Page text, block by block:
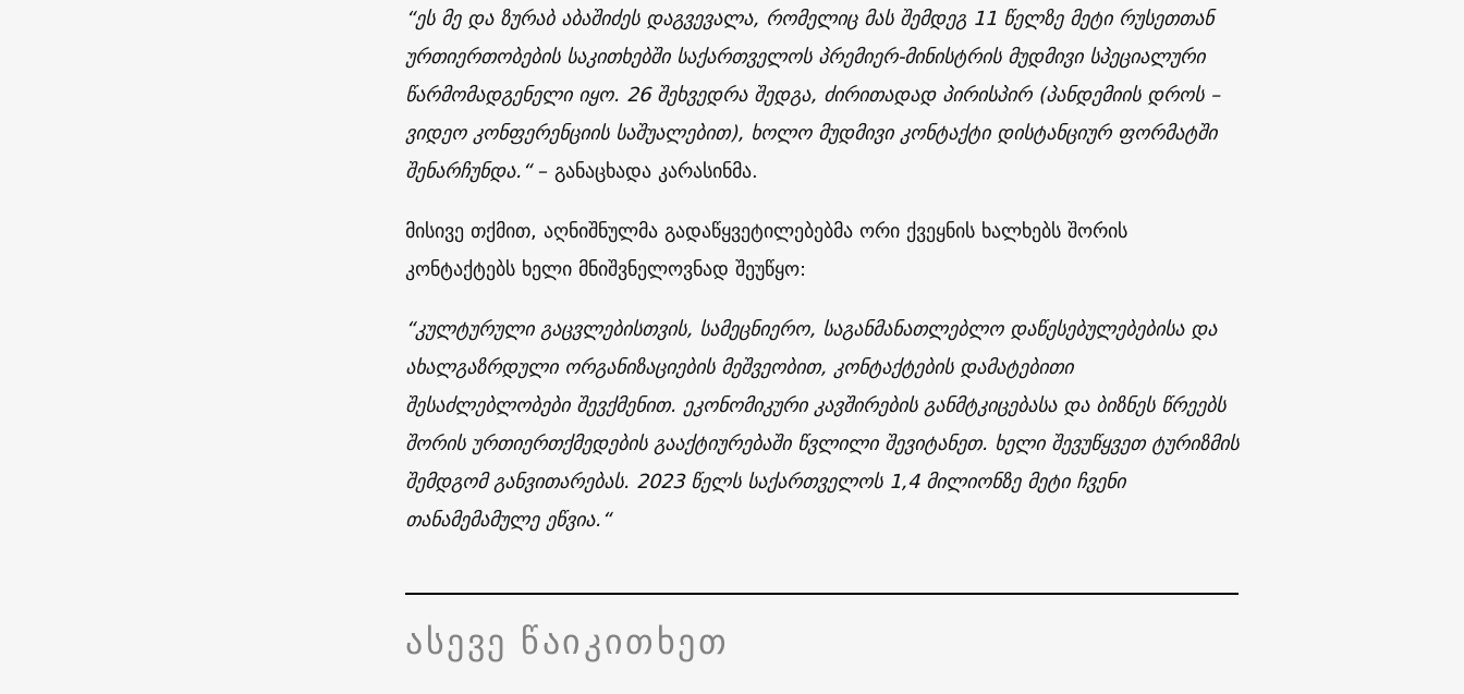
“ეს მე და ზურაბ აბაშიძეს დაგვევალა, რომელიც მას შემდეგ 11 წელზე მეტი რუსეთთან
ურთიერთობების საკითხებში საქართველოს პრემიერ-მინისტრის მუდმივი სპეციალური
წარმომადგენელი იყო. 26 შეხვედრა შედგა, ძირითადად პირისპირ (პანდემიის დროს –
ვიდეო კონფერენციის საშუალებით), ხოლო მუდმივი კონტაქტი დისტანციურ ფორმატში
შენარჩუნდა.“– განაცხადა კარასინმა.
მისივე თქმით, აღნიშნულმა გადაწყვეტილებებმა ორი ქვეყნის ხალხებს შორის
კონტაქტებს ხელი მნიშვნელოვნად შეუწყო:
“კულტურული გაცვლებისთვის, სამეცნიერო, საგანმანათლებლო დაწესებულებებისა და
ახალგაზრდული ორგანიზაციების მეშვეობით, კონტაქტების დამატებითი
შესაძლებლობები შევქმენით. ეკონომიკური კავშირების განმტკიცებასა და ბიზნეს წრეებს
შორის ურთიერთქმედების გააქტიურებაში წვლილი შევიტანეთ. ხელი შევუწყვეთ ტურიზმის
შემდგომ განვითარებას. 2023 წელს საქართველოს 1,4 მილიონზე მეტი ჩვენი
თანამემამულე ეწვია.“
ასევე წაიკითხეთ